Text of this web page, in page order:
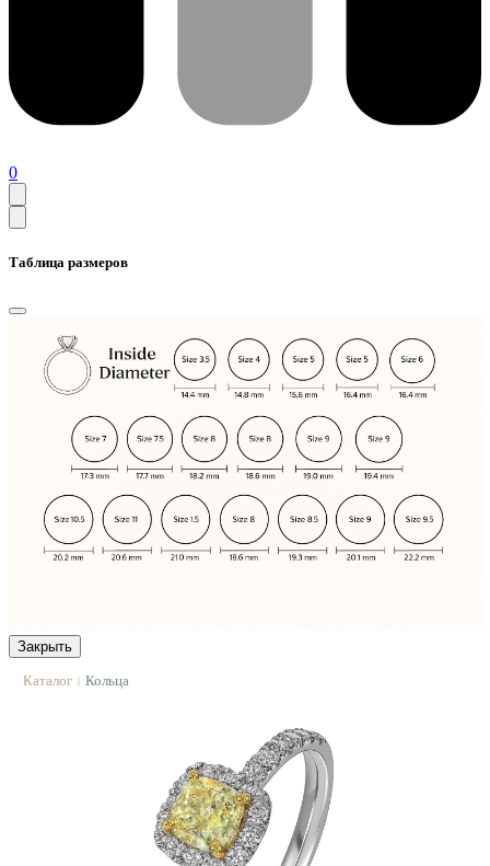
0
Таблица размеров
Закрыть
Каталог | Кольца